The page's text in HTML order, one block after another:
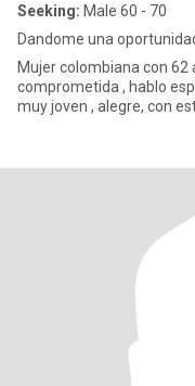
Seeking: Male 60 - 70
Dandome una
Mujer colombiana con 62
comprometida , hablo
muy joven , alegre, con